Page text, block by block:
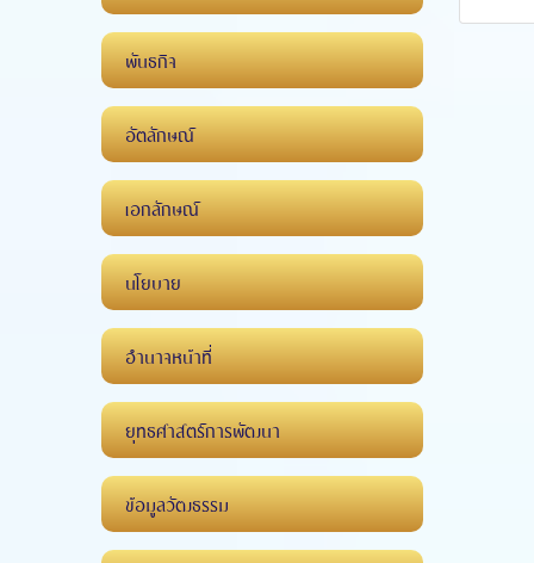
พันธกิจ
อัตลักษณ์
เอกลักษณ์
นโยบาย
อำนาจหน้าที่
ยุทธศาสตร์การพัฒนา
ข้อมูลวัฒธรรม